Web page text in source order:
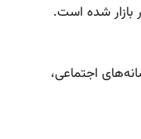
بازار شده است.
اجتماعی،